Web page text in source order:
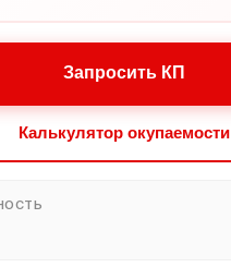
Запросить КП
Калькулятор окупаемости